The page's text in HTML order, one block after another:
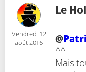
Vendredi 12
août 2016
Le
@
^^
Mais